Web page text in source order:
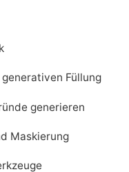
Füllung
generieren
Maskierung